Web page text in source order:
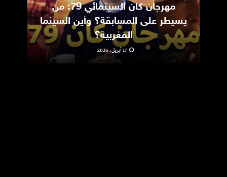
مهرجان كان السينمائي 79: من
يسيطر على المسابقة؟ وأين السينما
المغربية؟
17 أبريل، 2026